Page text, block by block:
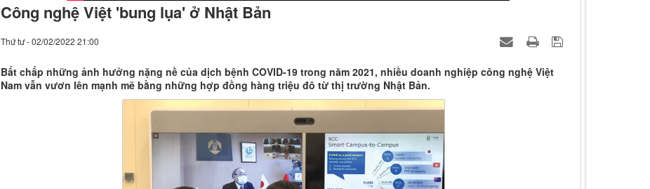
Công nghệ Việt 'bung lụa' ở Nhật Bản
Thứ tư - 02/02/2022 21:00
Bất chấp những ảnh hưởng nặng nề của dịch bệnh COVID-19 trong năm 2021, nhiều doanh nghiệp công nghệ Việt
Nam vẫn vươn lên mạnh mẽ bằng những hợp đồng hàng triệu đô từ thị trường Nhật Bản.